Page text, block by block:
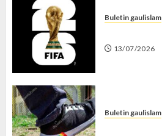
Buletin gaulislam
13/07/2026
Buletin gaulislam